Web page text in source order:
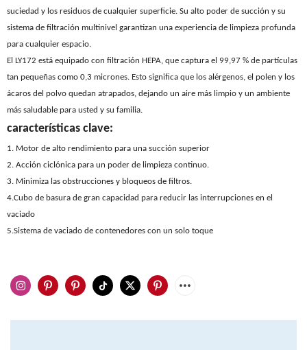
suciedad y los residuos de cualquier superficie. Su alto poder de succión y su
sistema de filtración multinivel garantizan una experiencia de limpieza profunda
para cualquier espacio.
El LY172 está equipado con filtración HEPA, que captura el 99,97 % de partículas
tan pequeñas como 0,3 micrones. Esto significa que los alérgenos, el polen y los
ácaros del polvo quedan atrapados, dejando un aire más limpio y un ambiente
más saludable para usted y su familia.
características clave:
1. Motor de alto rendimiento para una succión superior
2. Acción ciclónica para un poder de limpieza continuo.
3. Minimiza las obstrucciones y bloqueos de filtros.
4.Cubo de basura de gran capacidad para reducir las interrupciones en el
vaciado
5.Sistema de vaciado de contenedores con un solo toque